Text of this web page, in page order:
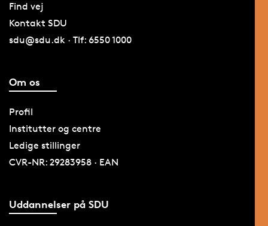
Find vej
Kontakt SDU
sdu@sdu.dk · Tlf: 6550 1000
Om os
Profil
Institutter og centre
Ledige stillinger
CVR-NR: 29283958 · EAN
Uddannelser på SDU